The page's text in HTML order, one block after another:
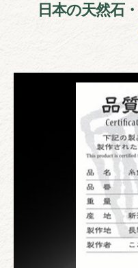
日本の天然石